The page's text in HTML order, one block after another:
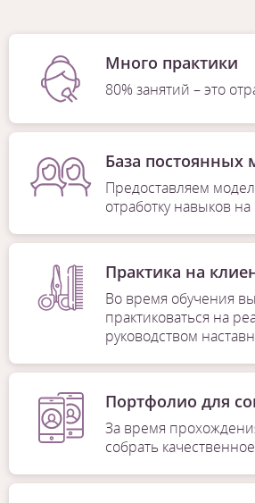
Много практики
80% занятий – это
База постоянных
Предоставляем
отработку навыков на
Практика на
Во время обучения
практиковаться на
руководством
Портфолио для
За время
собрать